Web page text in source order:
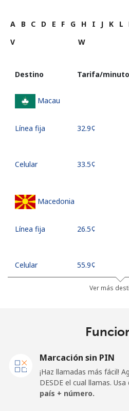
A B C D E F G H I J K L
V
W
Destino Tarifa/minuto
Macau
Línea fija ⁦32.9¢⁩
Celular ⁦33.5¢⁩
Macedonia
Línea fija ⁦26.5¢⁩
Celular ⁦55.9¢⁩
⁦81.9¢⁩
Celular
Ver más
Marcación sin PIN
¡Haz llamadas más fácil!
DESDE el cual llamas.
país + número.